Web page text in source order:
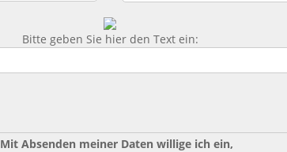
Bitte geben Sie hier den Text ein:
Mit Absenden meiner Daten willige ich ein,